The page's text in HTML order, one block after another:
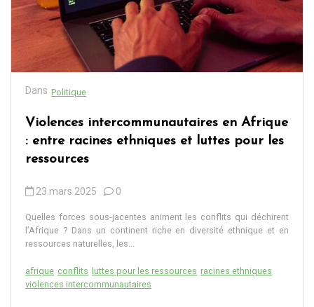
Dans Politique
Violences intercommunautaires en Afrique
: entre racines ethniques et luttes pour les
ressources
23 mars 2025 0
Quelles forces sous-jacentes animent les conflits qui déchirent
l’Afrique ? Dans un continent riche en diversité ethnique et en
ressources naturelles, les...
afrique conflits luttes pour les ressources racines ethniques
violences intercommunautaires